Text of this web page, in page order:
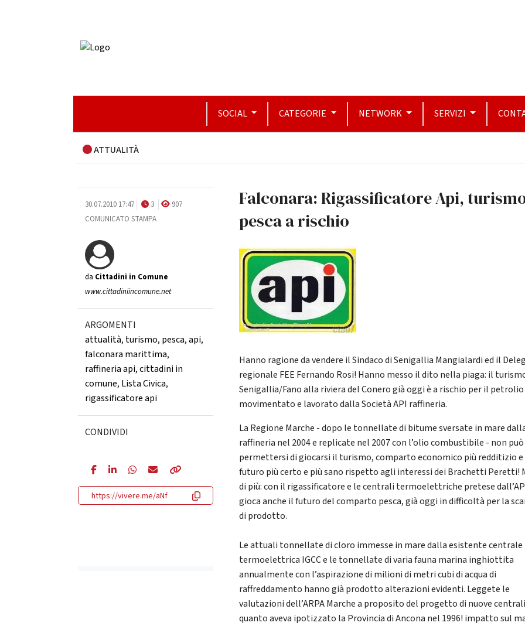
SOCIAL CATEGORIE NETWORK SERVIZI
ATTUALITÀ
30.07.2010 17:47 3
907
COMUNICATO STAMPA
da Cittadini in Comune
www.cittadiniincomune.net
ARGOMENTI
attualità, turismo, pesca,api,
falconara marittima,
raffineria api,cittadini in
comune, Lista Civica,
rigassificatore api
CONDIVIDI
https://vivere.me/aNf
Falconara: Rigassificatore Api,
pesca a rischio
Hanno ragione da vendere il Sindaco di Senigallia Mangialardi ed il
regionale FEE Fernando Rosi! Hanno messo il dito nella piaga: il
Senigallia/Fano alla riviera del Conero già oggi è a rischio per il petrolio
movimentato e lavorato dalla Società API raffineria.
La Regione Marche - dopo le tonnellate di bitume sversate in mare
raffineria nel 2004 e replicate nel 2007 con l’olio combustibile - non può
permettersi di giocarsi il turismo, comparto economico più redditizio e
futuro più certo e più sano rispetto agli interessi dei Brachetti Peretti!
di più: con il rigassificatore e le centrali termoelettriche pretese
gioca anche il futuro del comparto pesca, già oggi in difficoltà per la
di prodotto.
Le attuali tonnellate di cloro immesse in mare dalla esistente centrale
termoelettrica IGCC e le tonnellate di varia fauna marina inghiottita
annualmente con l’aspirazione di milioni di metri cubi di acqua di
raffreddamento hanno già prodotto alterazioni evidenti. Leggete le
valutazioni dell’ARPA Marche a proposito del progetto di nuove
quanto aveva ipotizzato la Provincia di Ancona nel 1996! impatto sul